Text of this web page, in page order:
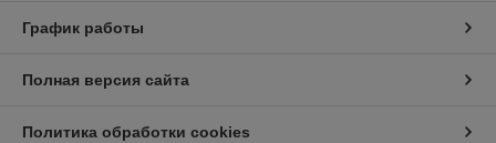
График работы
Полная версия сайта
Политика обработки cookies